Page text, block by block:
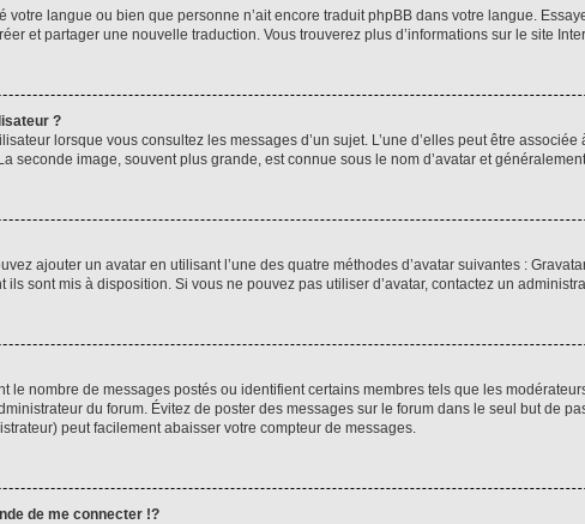
votre langue ou bien que personne n’ait encore traduit phpBB dans votre langue.
et partager une nouvelle traduction. Vous trouverez plus d’informations sur le site
?
lorsque vous consultez les messages d’un sujet. L’une d’elles peut être
seconde image, souvent plus grande, est connue sous le nom d’avatar et
ajouter un avatar en utilisant l’une des quatre méthodes d’avatar suivantes :
sont mis à disposition. Si vous ne pouvez pas utiliser d’avatar, contactez un
le nombre de messages postés ou identifient certains membres tels que les
du forum. Évitez de poster des messages sur le forum dans le seul but de
peut facilement abaisser votre compteur de messages.
de me connecter !?